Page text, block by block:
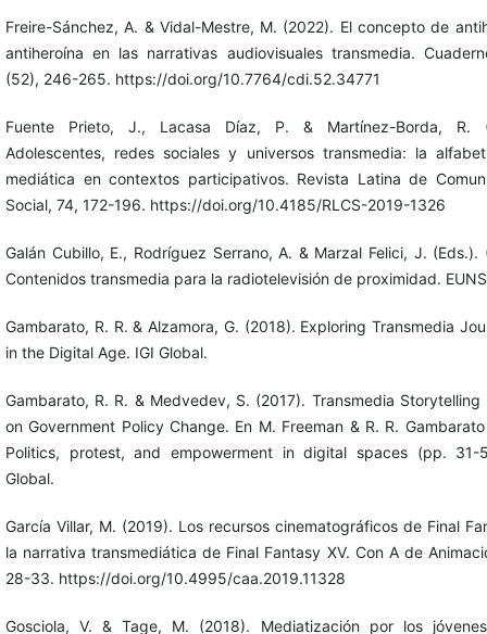
Freire-Sánchez, A. & Vidal-Mestre, M. (2022). El concepto de
antiheroína en las narrativas audiovisuales transmedia.
(52), 246-265. https://doi.org/10.7764/cdi.52.34771
Fuente Prieto, J., Lacasa Díaz, P. & Martínez-Borda, R.
Adolescentes, redes sociales y universos transmedia: la
mediática en contextos participativos. Revista Latina de
Social, 74, 172-196. https://doi.org/10.4185/RLCS-2019-1326
Galán Cubillo, E., Rodríguez Serrano, A. & Marzal Felici, J. (Eds.).
Contenidos transmedia para la radiotelevisión de proximidad.
Gambarato, R. R. & Alzamora, G. (2018). Exploring Transmedia
in the Digital Age. IGI Global.
Gambarato, R. R. & Medvedev, S. (2017). Transmedia Storytelling
on Government Policy Change. En M. Freeman & R. R.
Politics, protest, and empowerment in digital spaces (pp. 31-
Global.
García Villar, M. (2019). Los recursos cinematográficos de Final
la narrativa transmediática de Final Fantasy XV. Con A de
28-33. https://doi.org/10.4995/caa.2019.11328
Gosciola, V. & Tage, M. (2018). Mediatización por los